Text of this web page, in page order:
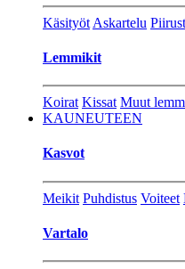
Käsityöt Askartelu
Lemmikit
Koirat Kissat Muut
KAUNEUTEEN
Kasvot
Meikit Puhdistus Voiteet
Vartalo